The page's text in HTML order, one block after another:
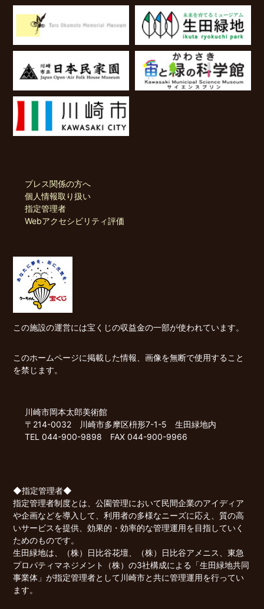
プレス関係の方へ
個人情報取り扱い
指定管理者
Webアクセシビリティ評価
この施設の運営には宝くじの収益金の一部が使われています。
このホームページに掲載した情報、画像を無断で使用すること
を禁じます。
川崎市岡本太郎美術館
〒214-0032 川崎市多摩区枡形7-1-5 生田緑地内
TEL 044-900-9898 FAX 044-900-9966
◆指定管理者◆
指定管理者制度とは、公園管理において民間企業のアイディア
や企画などを導入して、利用者の多様なニーズに応え、質の高
いサービスを提供、効果的・効率的な管理運用を目指していく
ためのものです。
生田緑地は、（株）日比谷花壇、（株）日比谷アメニス、東急
プロパティマネジメント（株）の3社構成による「生田緑地共同
事業体」が指定管理者として川崎市と共に管理運用を行ってい
ます。